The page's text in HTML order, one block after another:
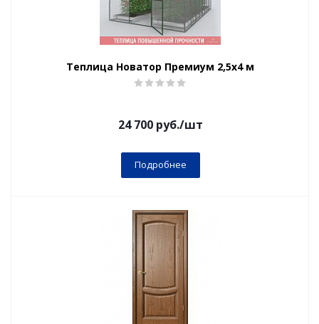
Теплица Новатор Премиум 2,5х4 м
24 700руб./шт
Подробнее